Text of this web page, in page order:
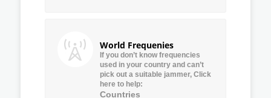
World Frequenies
If you don’t know frequencies
used in your country and can’t
pick out a suitable jammer, Click
here to help:
Countries